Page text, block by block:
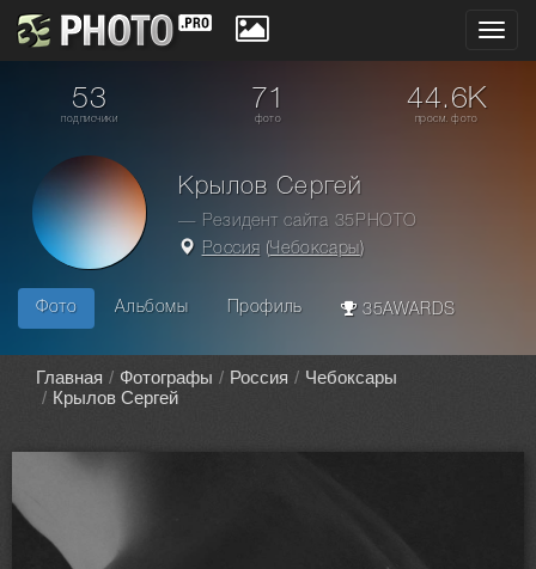
53
подписчики
71
фото
44.6K
просм. фото
Крылов Сергей
— Резидент сайта 35PHOTO
Россия (Чебоксары)
Фото Альбомы Профиль 35AWARDS
Главная Фотографы Россия
Чебоксары
Крылов Сергей